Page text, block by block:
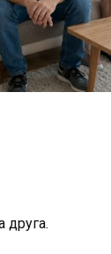
друга.